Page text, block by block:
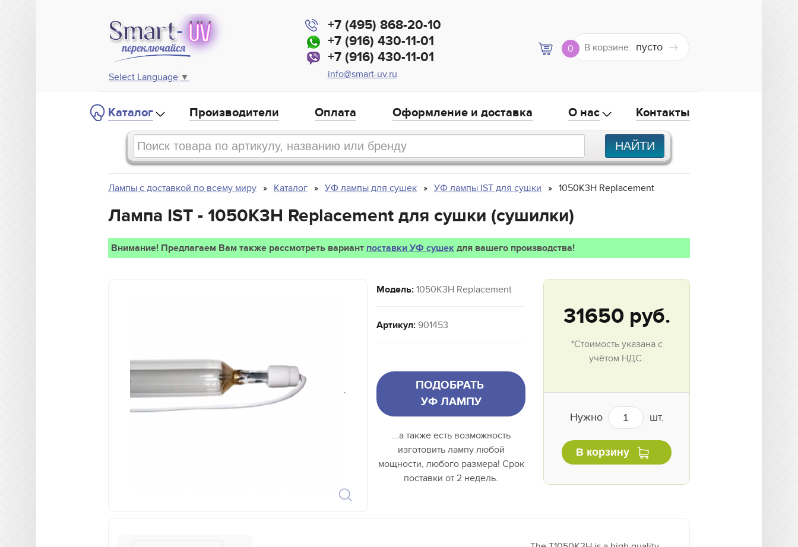
Select Language ▼
+7 (495) 868-20-10
+7 (916) 430-11-01
+7 (916) 430-11-01
info@smart-uv.ru
0 В корзине: пусто
Каталог Производители Оплата Оформление и доставка О нас Контакты
Лампы с доставкой по всему миру Каталог УФ лампы для сушек УФ лампы IST для сушки 1050K3H Replacement
Лампа IST - 1050K3H Replacement для сушки (сушилки)
Внимание! Предлагаем Вам также рассмотреть вариант поставки УФ сушек для вашего производства!
`
Модель: 1050K3H Replacement
Артикул: 901453
ПОДОБРАТЬ
УФ ЛАМПУ
...а также есть возможность
изготовить лампу любой
мощности, любого размера! Срок
поставки от 2 недель.
31650 руб.
*Стоимость указана с
учётом НДС.
Нужно шт.
В корзину